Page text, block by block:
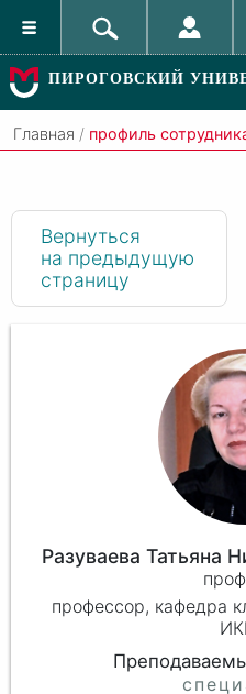
ПИРОГОВСКИЙ
Главная / профиль
Вернуться
на предыдущую
страницу
Разуваева Татьяна
профессор, кафедра